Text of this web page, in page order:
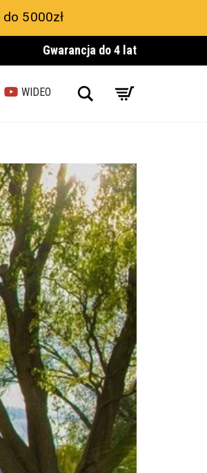
do 5000zł
Gwarancja do 4 lat
WIDEO Search